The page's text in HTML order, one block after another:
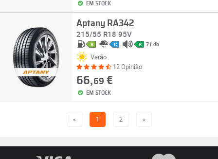
EM STOCK
Aptany RA342
215/55 R18 95V
B C B 71 db
Verão
12 Opinião
66,69 €
EM STOCK
« 1 2 »